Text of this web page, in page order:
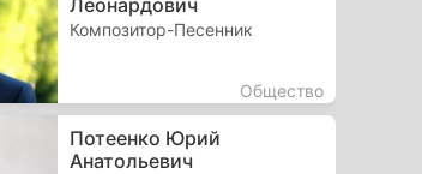
Композитор-Песенник
Общество
Потеенко Юрий
Анатольевич